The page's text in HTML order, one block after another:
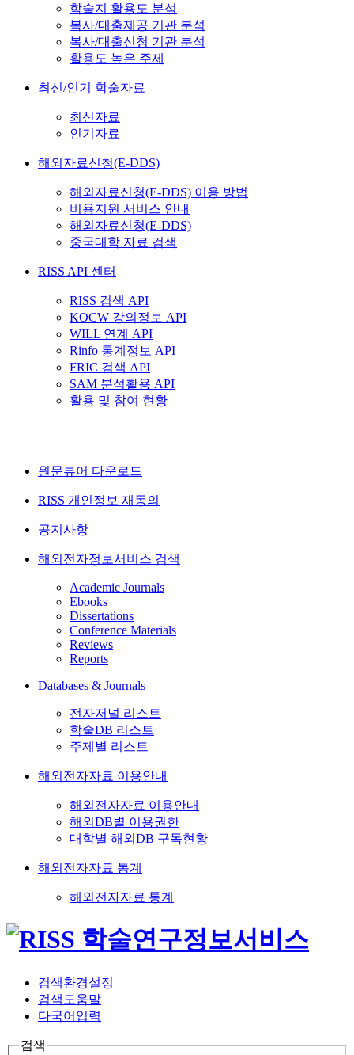
학술지 활용도 분석
복사/대출제공 기관 분석
복사/대출신청 기관 분석
활용도 높은 주제
최신/인기 학술자료
최신자료
인기자료
해외자료신청(E-DDS)
해외자료신청(E-DDS) 이용 방법
비용지원 서비스 안내
해외자료신청(E-DDS)
중국대학 자료 검색
RISS API 센터
RISS 검색 API
KOCW 강의정보 API
WILL 연계 API
Rinfo 통계정보 API
FRIC 검색 API
SAM 분석활용 API
활용 및 참여 현황
원문뷰어 다운로드
RISS 개인정보 재동의
공지사항
해외전자정보서비스 검색
Academic Journals
Ebooks
Dissertations
Conference Materials
Reviews
Reports
Databases & Journals
전자저널 리스트
학술DB 리스트
주제별 리스트
해외전자자료 이용안내
해외전자자료 이용안내
해외DB별 이용권한
대학별 해외DB 구독현황
해외전자자료 통계
해외전자자료 통계
검색환경설정
검색도움말
다국어입력
검색